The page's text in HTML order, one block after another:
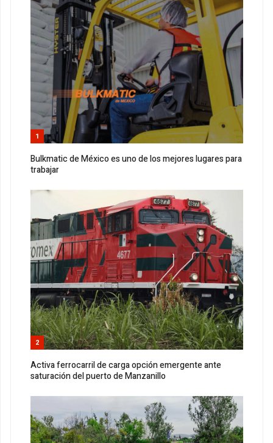
1
Bulkmatic de México es uno de los mejores lugares para
trabajar
2
Activa ferrocarril de carga opción emergente ante
saturación del puerto de Manzanillo